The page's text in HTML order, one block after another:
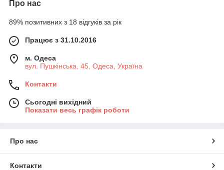
Про нас
89% позитивних з 18 відгуків за рік
Працює з 31.10.2016
м. Одеса
вул. Пушкінська, 45, Одеса, Україна
Контакти
Сьогодні вихідний
Показати весь графік роботи
Про нас
Контакти